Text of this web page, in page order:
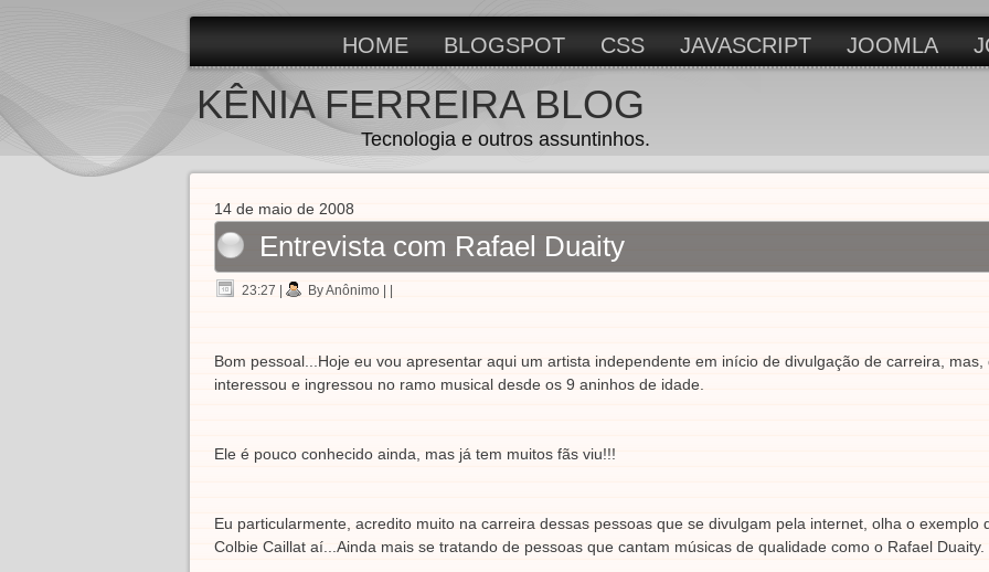
HOME BLOGSPOT CSS JAVASCRIPT JOOMLA
KÊNIA FERREIRA BLOG
Tecnologia e outros assuntinhos.
14 de maio de 2008
Entrevista com Rafael Duaity
23:27 By Anônimo
Bom pessoal...Hoje eu vou apresentar aqui um artista independente em início de divulgação de carreira, mas,
interessou e ingressou no ramo musical desde os 9 aninhos de idade.
Ele é pouco conhecido ainda, mas já tem muitos fãs viu!!!
Eu particularmente, acredito muito na carreira dessas pessoas que se divulgam pela internet, olha o exemplo
Colbie Caillat aí...Ainda mais se tratando de pessoas que cantam músicas de qualidade como o Rafael Duaity.